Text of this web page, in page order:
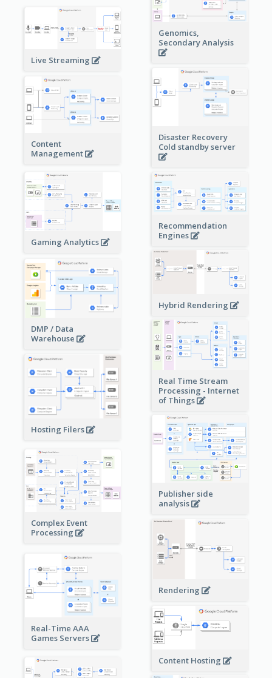
Genomics,
Secondary Analysis
Live Streaming
Disaster Recovery
Cold standby server
Content
Management
Gaming Analytics
Recommendation
Engines
Hybrid Rendering
DMP / Data
Warehouse
Real Time Stream
Processing - Internet
of Things
Hosting Filers
Publisher side
analysis
Complex Event
Processing
Rendering
Real-Time AAA
Games Servers
Content Hosting